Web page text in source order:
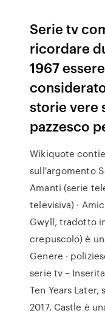
Serie tv
ricordare
1967
storie vere
pazzesco
Wikiquote
sull'argomento
Amanti (serie
televisiva) ·
Gwyll, tradotto
crepuscolo) è
Genere ·
serie tv –
Ten Years
2017. Castle è